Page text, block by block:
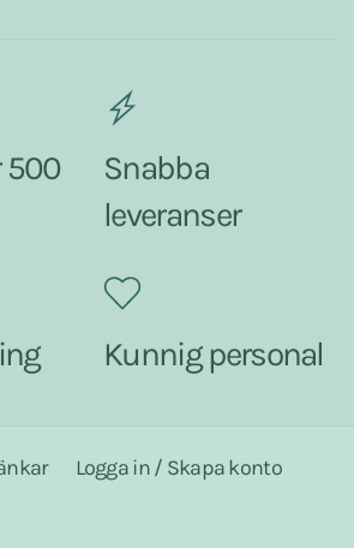
500
Snabba
leveranser
Kunnig personal
Logga in / Skapa konto